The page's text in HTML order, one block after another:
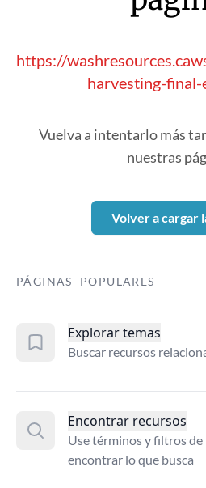
https://
harvesting-
Vuelva a intentarlo más
nuestras
Volver a cargar
PÁGINAS POPULARES
Explorar temas
Buscar recursos
Encontrar recursos
Use términos y filtros de
encontrar lo que busca